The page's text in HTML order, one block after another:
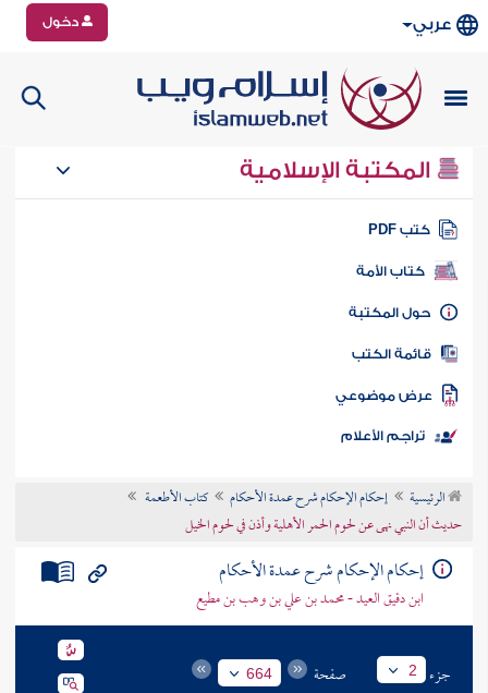
عربي دخول
المكتبة الإسلامية
كتب PDF
كتاب الأمة
المكتبة
الكتب
موضوعي
تراجم الأعلام
الرئيسية إحكام الإحكام شرح عمدة الأحكام
كتاب الأطعمة
حديث أن النبي نهى عن لحوم الحمر الأهلية وأذن في لحوم الخيل
إحكام الإحكام شرح عمدة الأحكام
ابن دقيق العيد - محمد بن علي بن وهب بن مطيع
جزء 2 صفحة 664